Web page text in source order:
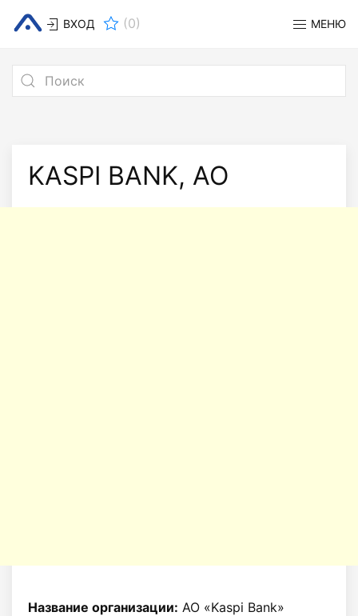
ВХОД (0) МЕНЮ
KASPI BANK, АО
Название организации: АО «Kaspi Bank»